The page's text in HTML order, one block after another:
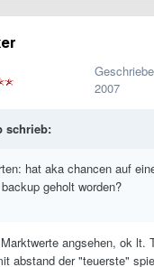
2007
schrieb:
hat aka chancen auf
geholt worden?
angsehen, ok lt.
abstand der "teuerste"